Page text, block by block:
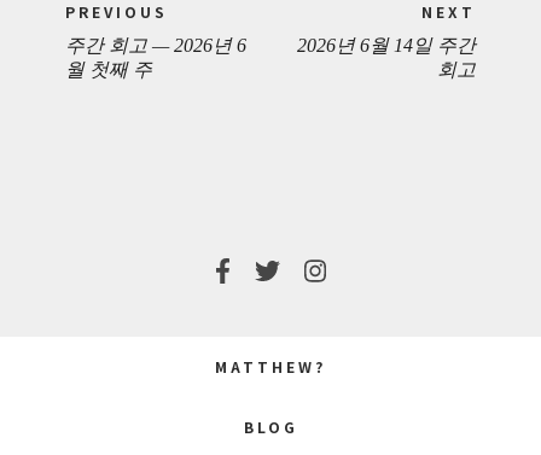
navigation
PREVIOUS
PREVIOUS
주간 회고 — 2026년 6
월 첫째 주
NEXT
2026년 6월 14일 주간
회고
MATTHEW?
BLOG